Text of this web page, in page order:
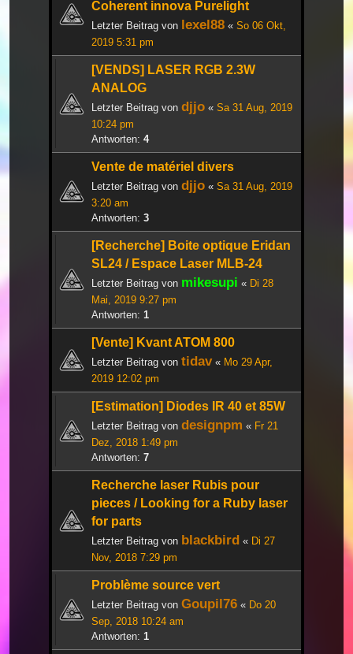
Coherent innova Purelight
Letzter Beitrag von lexel88 « So 06 Okt,
2019 5:31 pm
[VENDS] LASER RGB 2.3W
ANALOG
Letzter Beitrag von djjo « Sa 31 Aug, 2019
10:24 pm
Antworten: 4
Vente de matériel divers
Letzter Beitrag von djjo « Sa 31 Aug, 2019
3:20 am
Antworten: 3
[Recherche] Boite optique Eridan
SL24 / Espace Laser MLB-24
Letzter Beitrag von mikesupi « Di 28
Mai, 2019 9:27 pm
Antworten: 1
[Vente] Kvant ATOM 800
Letzter Beitrag von tidav« Mo 29 Apr,
2019 12:02 pm
[Estimation] Diodes IR 40 et 85W
Letzter Beitrag von designpm « Fr 21
Dez, 2018 1:49 pm
Antworten: 7
Recherche laser Rubis pour
pieces / Looking for a Ruby laser
for parts
Letzter Beitrag von blackbird « Di 27
Nov, 2018 7:29 pm
Problème source vert
Letzter Beitrag von Goupil76 « Do 20
Sep, 2018 10:24 am
Antworten: 1